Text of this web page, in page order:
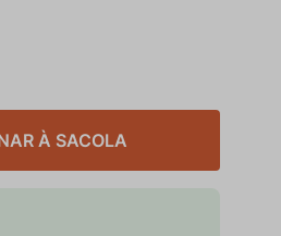
À SACOLA